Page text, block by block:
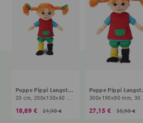
Puppe Pippi Langstrumpf
20 cm, 200x150x60 mm, 10+ Monate, bunt
18,89 € 21,90 € 27,15 € 35,90 €